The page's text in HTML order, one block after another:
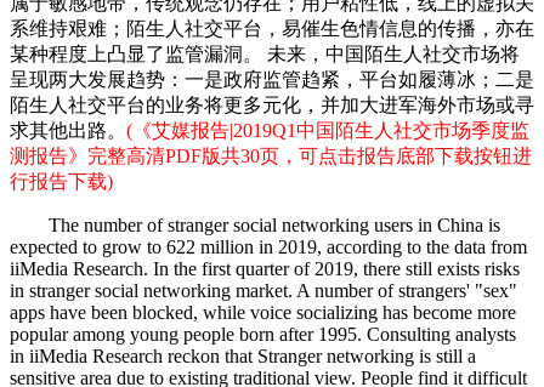
系维持艰难；陌生人社交平台，易催生色情信息的传播，亦在
某种程度上凸显了监管漏洞。 未来，中国陌生人社交市场将
呈现两大发展趋势：一是政府监管趋紧，平台如履薄冰；二是
陌生人社交平台的业务将更多元化，并加大进军海外市场或寻
求其他出路。 (《艾媒报告|2019Q1中国陌生人社交市场季度监
测报告》完整高清PDF版共30页，可点击报告底部下载按钮进
行报告下载)
The number of stranger social networking users in China is
expected to grow to 622 million in 2019, according to the data from
iiMedia Research. In the first quarter of 2019, there still exists risks
in stranger social networking market. A number of strangers' "sex"
apps have been blocked, while voice socializing has become more
popular among young people born after 1995. Consulting analysts
in iiMedia Research reckon that Stranger networking is still a
sensitive area due to existing traditional view. People find it difficult